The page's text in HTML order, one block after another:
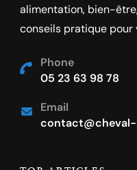
alimentation, bien-
conseils pratique pour
Phone
05 23 63 98 78
Email